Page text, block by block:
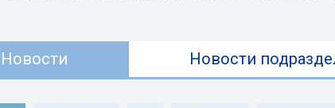
Новости Новости